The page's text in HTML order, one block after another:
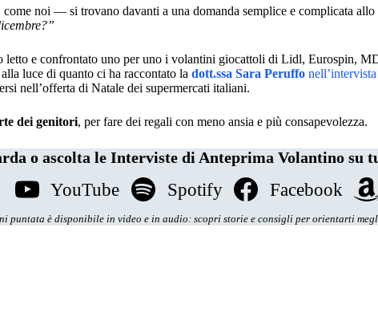
noi — si trovano davanti a una domanda semplice e complicata allo
letto e confrontato uno per uno i volantini giocattoli di Lidl, Eurospin,
luce di quanto ci ha raccontato la dott.ssa Sara Peruffo
nell’offerta di Natale dei supermercati italiani.
dei genitori, per fare dei regali con meno ansia e più consapevolezza.
o ascolta le Interviste di Anteprima Volantino su
YouTube Spotify Facebook
puntata è disponibile in video e in audio: scopri storie e consigli per orientarti